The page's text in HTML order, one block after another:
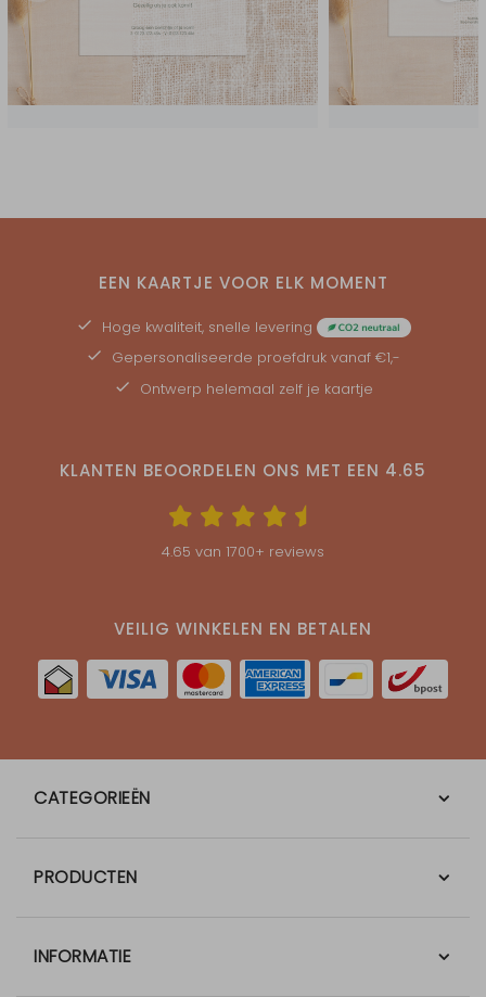
EEN KAARTJE VOOR ELK MOMENT
Hoge kwaliteit, snelle levering
Gepersonaliseerde proefdruk vanaf €1,-
Ontwerp helemaal zelf je kaartje
KLANTEN BEOORDELEN ONS MET EEN 4.65
4.65 van 1700+ reviews
VEILIG WINKELEN EN BETALEN
CATEGORIEËN
PRODUCTEN
INFORMATIE